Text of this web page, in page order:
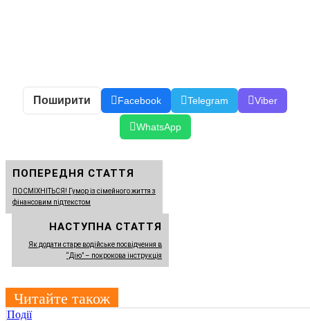
Поширити Facebook Telegram Viber
WhatsApp
ПОПЕРЕДНЯ СТАТТЯ
ПОСМІХНІТЬСЯ! Гумор із сімейного життя з
фінансовим підтекстом
НАСТУПНА СТАТТЯ
Як додати старе водійське посвідчення в
“Дію” – покрокова інструкція
Читайте також
Події